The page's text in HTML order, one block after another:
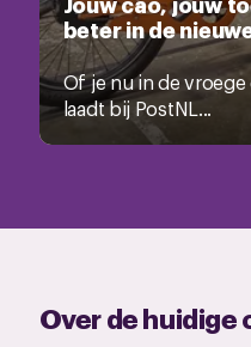
beter in de
Of je nu in de
laadt bij PostNL...
Over de huidige